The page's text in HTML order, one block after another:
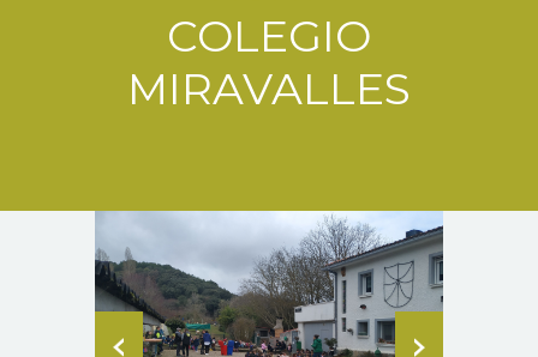
COLEGIO
MIRAVALLES